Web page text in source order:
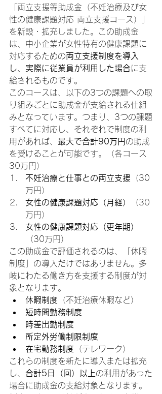
「両立支援等助成金（不妊治療及び女
性の健康課題対応 両立支援コース）」
を新設・拡充しました。この助成金
は、中小企業が女性特有の健康課題に
対応するための両立支援制度を導入
し、実際に従業員が利用した場合に支
給されるものです。
このコースは、以下の3つの課題への取
り組みごとに助成金が支給される仕組
みとなっています。つまり、3つの課題
すべてに対応し、それぞれで制度の利
用があれば、 最大で合計90万円の助成
を受けることが可能です。（各コース
30万円）
不妊治療と仕事との両立支援 （30
万円）
女性の健康課題対応（月経）
（30
万円）
女性の健康課題対応（更年期）
（30万円）
この助成金で評価されるのは、「休暇
制度」の導入だけではありません。多
岐にわたる働き方を支援する制度が対
象となります。
休暇制度 （不妊治療休暇など）
短時間勤務制度
時差出勤制度
所定外労働制限制度
在宅勤務制度 （テレワーク）
これらの制度を新たに導入または拡充
し、 合計5日（回）以上の利用があった
場合に助成金の支給対象となります。